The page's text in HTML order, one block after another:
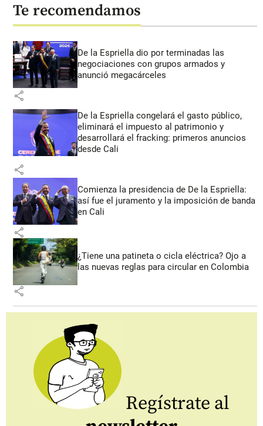
Te recomendamos
De la Espriella dio por terminadas las
negociaciones con grupos armados y
anunció megacárceles
share
De la Espriella congelará el gasto público,
eliminará el impuesto al patrimonio y
desarrollará el fracking: primeros anuncios
desde Cali
share
Comienza la presidencia de De la Espriella:
así fue el juramento y la imposición de banda
en Cali
share
¿Tiene una patineta o cicla eléctrica? Ojo a
las nuevas reglas para circular en Colombia
share
Regístrate al